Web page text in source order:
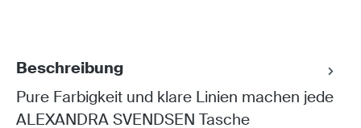
Beschreibung
Pure Farbigkeit und klare Linien machen jede
ALEXANDRA SVENDSEN Tasche